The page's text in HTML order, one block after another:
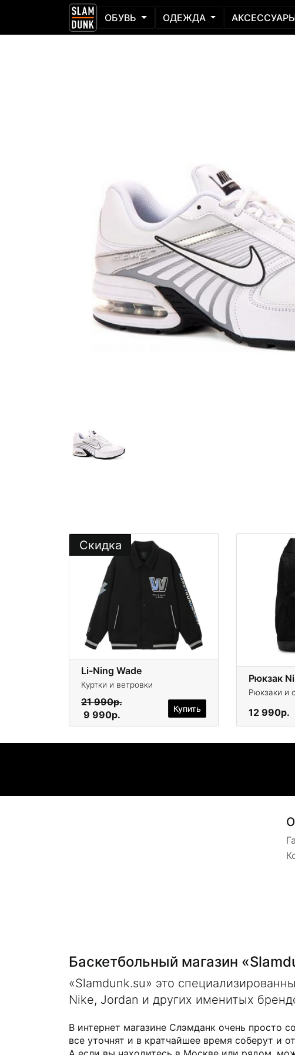
ОБУВЬ ОДЕЖДА
Скидка
Li-Ning Wade
Куртки и ветровки
21 990р.
9 990р.
Купить
Рюкзак
Рюкзаки и
12 990р.
Баскетбольный магазин
«Slamdunk.su» это
Nike, Jordan и других именитых
В интернет магазине Слэмданк очень просто
все уточнят и в кратчайшее время соберут и